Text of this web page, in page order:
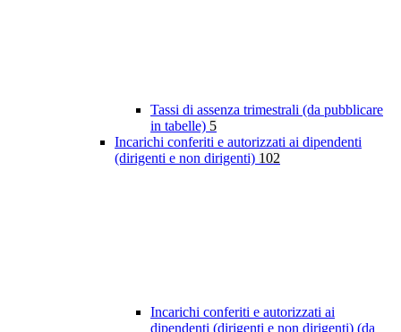
Tassi di assenza trimestrali (da pubblicare
in tabelle) 5
Incarichi conferiti e autorizzati ai dipendenti
(dirigenti e non dirigenti) 102
Incarichi conferiti e autorizzati ai
dipendenti (dirigenti e non dirigenti) (da